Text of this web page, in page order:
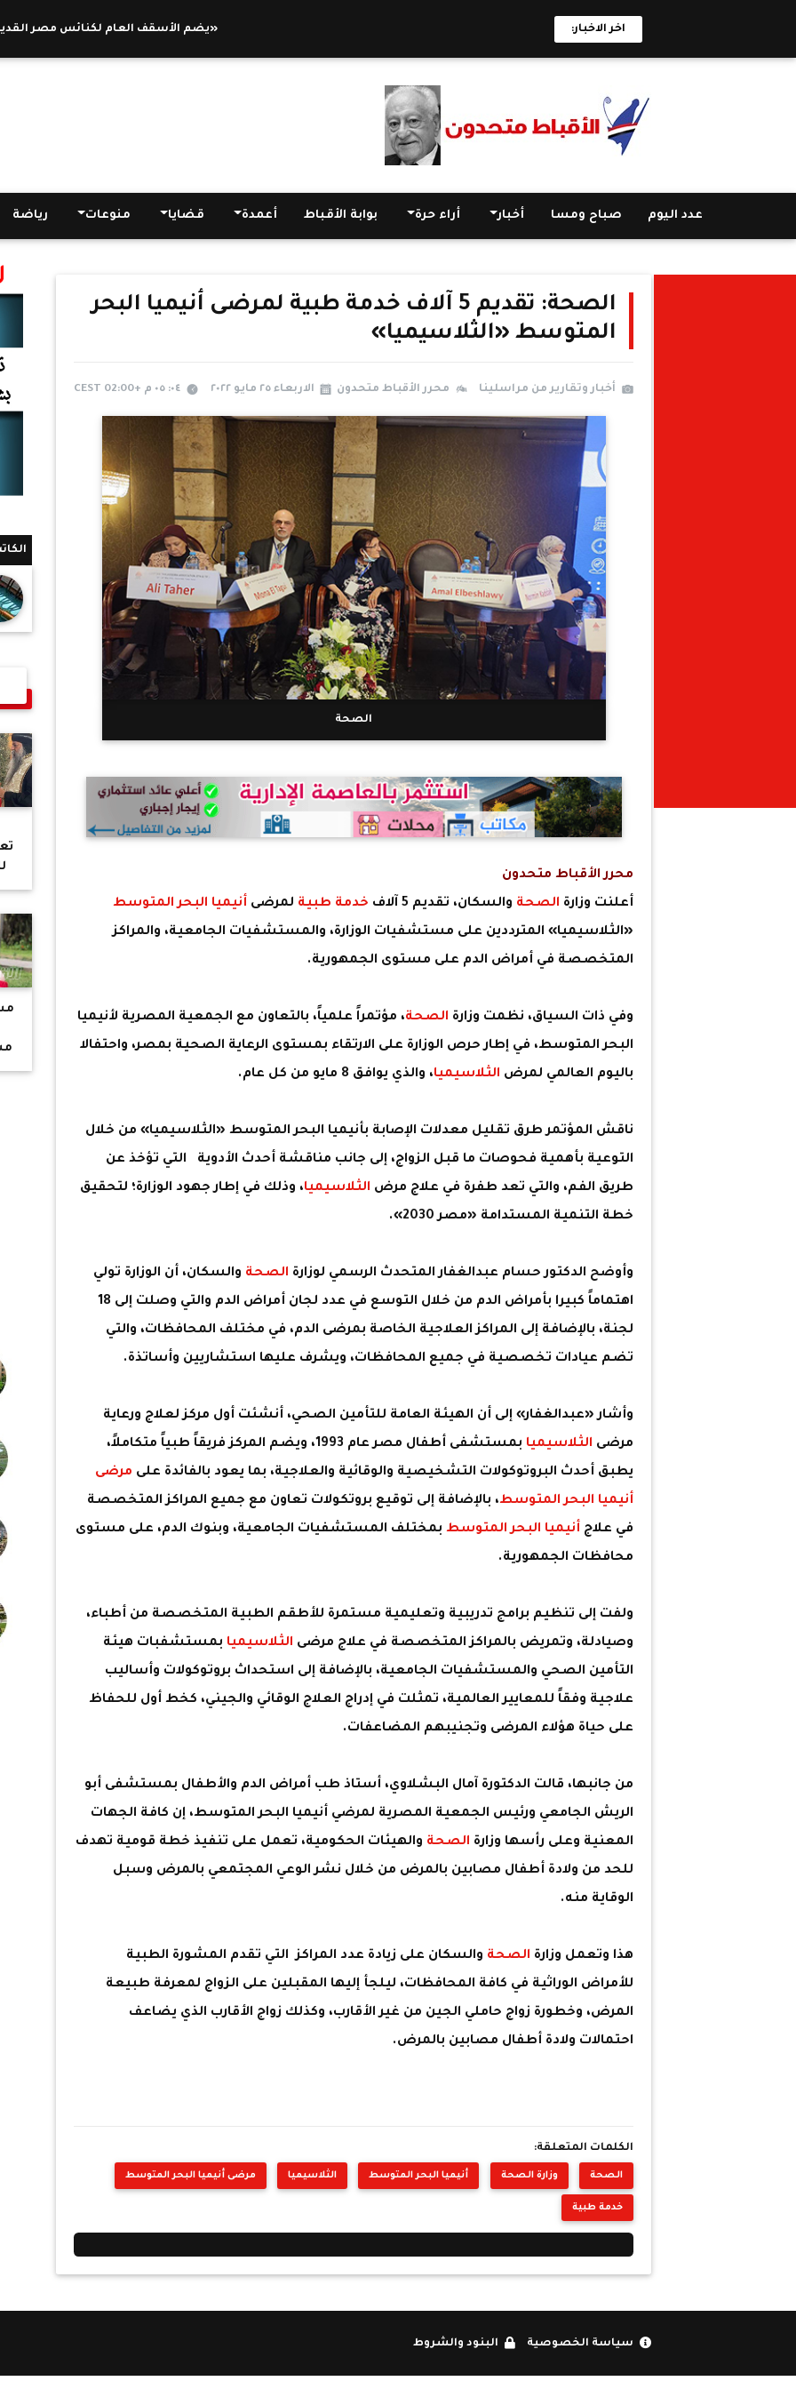
اخر الاخبار: يضم الأسقف العام لكنائس مصر القديمة ..
عدد اليوم صباح ومسا أخبار أراء حرة بوابة الأقباط أعمدة قضايا منوعات رياضة
الصحة: تقديم 5 آلاف خدمة طبية لمرضى أنيميا البحر
المتوسط «الثلاسيميا»
أخبار وتقارير من مراسلينا محرر الأقباط متحدون الاربعاء ٢٥ مايو ٢٠٢٢ ٠٤: ٠٥ م +02:00 CEST
الصحة
محرر الأقباط متحدون
أعلنت وزارة الصحة والسكان، تقديم 5 آلاف خدمة طبية لمرضى أنيميا البحر المتوسط
«الثلاسيميا» المترددين على مستشفيات الوزارة، والمستشفيات الجامعية، والمراكز
المتخصصة في أمراض الدم على مستوى الجمهورية.
وفي ذات السياق، نظمت وزارة الصحة، مؤتمراً علمياً، بالتعاون مع الجمعية المصرية لأنيميا
البحر المتوسط، في إطار حرص الوزارة على الارتقاء بمستوى الرعاية الصحية بمصر، واحتفالا
باليوم العالمي لمرض الثلاسيميا، والذي يوافق 8 مايو من كل عام.
ناقش المؤتمر طرق تقليل معدلات الإصابة بأنيميا البحر المتوسط «الثلاسيميا» من خلال
التوعية بأهمية فحوصات ما قبل الزواج، إلى جانب مناقشة أحدث الأدوية التي تؤخذ عن
طريق الفم، والتي تعد طفرة في علاج مرض الثلاسيميا، وذلك في إطار جهود الوزارة؛ لتحقيق
خطة التنمية المستدامة «مصر 2030».
وأوضح الدكتور حسام عبدالغفار المتحدث الرسمي لوزارة الصحة والسكان، أن الوزارة تولي
اهتماماً كبيرا بأمراض الدم من خلال التوسع في عدد لجان أمراض الدم والتي وصلت إلى 18
لجنة، بالإضافة إلى المراكز العلاجية الخاصة بمرضى الدم، في مختلف المحافظات، والتي
تضم عيادات تخصصية في جميع المحافظات، ويشرف عليها استشاريين وأساتذة.
وأشار «عبدالغفار» إلى أن الهيئة العامة للتأمين الصحي، أنشئت أول مركز لعلاج ورعاية
مرضى الثلاسيميا
بمستشفى أطفال مصر عام 1993، ويضم المركز فريقاً طبياً متكاملاً،
يطبق أحدث البروتوكولات التشخيصية والوقائية والعلاجية، بما يعود بالفائدة على مرضى
أنيميا البحر المتوسط، بالإضافة إلى توقيع بروتكولات تعاون مع جميع المراكز المتخصصة
في علاج أنيميا البحر المتوسط بمختلف المستشفيات الجامعية، وبنوك الدم، على مستوى
محافظات الجمهورية.
ولفت إلى تنظيم برامج تدريبية وتعليمية مستمرة للأطقم الطبية المتخصصة من أطباء،
وصيادلة، وتمريض بالمراكز المتخصصة في علاج مرضى الثلاسيميا بمستشفبات هيئة
التأمين الصحي والمستشفيات الجامعية، بالإضافة إلى استحداث بروتوكولات وأساليب
علاجية وفقاً للمعايير العالمية، تمثلت في إدراج العلاج الوقائي والجيني، كخط أول للحفاظ
على حياة هؤلاء المرضى وتجنيبهم المضاعفات.
من جانبها، قالت الدكتورة آمال البشلاوي، أستاذ طب أمراض الدم والأطفال بمستشفى أبو
الريش الجامعي ورئيس الجمعية المصرية لمرضي أنيميا البحر المتوسط، إن كافة الجهات
المعنية وعلى رأسها وزارة الصحة والهيئات الحكومية، تعمل على تنفيذ خطة قومية تهدف
للحد من ولادة أطفال مصابين بالمرض من خلال نشر الوعي المجتمعي بالمرض وسبل
الوقاية منه.
هذا وتعمل وزارة الصحة والسكان على زيادة عدد المراكز التي تقدم المشورة الطبية
للأمراض الوراثية في كافة المحافظات، ليلجأ إليها المقبلين على الزواج لمعرفة طبيعة
المرض، وخطورة زواج حاملي الجين من غير الأقارب، وكذلك زواج الأقارب الذي يضاعف
احتمالات ولادة أطفال مصابين بالمرض.
الكلمات المتعلقة:
الصحة وزارة الصحة أنيميا البحر المتوسط الثلاسيميا مرضى أنيميا البحر المتوسط
خدمة طبية
سياسة الخصوصية البنود والشروط